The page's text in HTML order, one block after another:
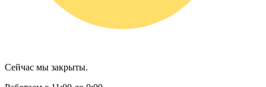
Сейчас мы закрыты.